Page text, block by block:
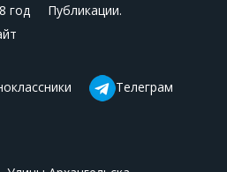
год
Публикации.
Телеграм